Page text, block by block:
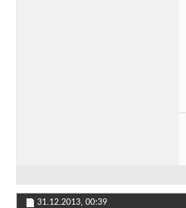
31.12.2013, 00:39